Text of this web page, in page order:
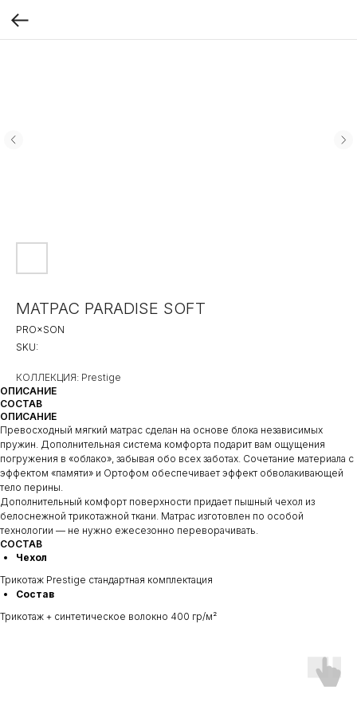
МАТРАС PARADISE SOFT
PRO×SON
SKU:
КОЛЛЕКЦИЯ: Prestige
ОПИСАНИЕ
СОСТАВ
ОПИСАНИЕ
Превосходный мягкий матрас сделан на основе блока независимых
пружин. Дополнительная система комфорта подарит вам ощущения
погружения в «облако», забывая обо всех заботах. Сочетание материала с
эффектом «памяти» и Ортофом обеспечивает эффект обволакивающей
тело перины.
Дополнительный комфорт поверхности придает пышный чехол из
белоснежной трикотажной ткани. Матрас изготовлен по особой
технологии — не нужно ежесезонно переворачивать.
СОСТАВ
Чехол
Трикотаж Prestige стандартная комплектация
Состав
Трикотаж + синтетическое волокно 400 гр/м²